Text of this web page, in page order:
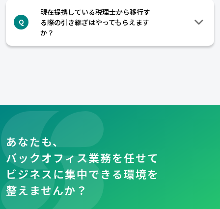
Q
現在提携している税理士から移行す
る際の引き継ぎはやってもらえます
か？
あなたも、
バックオフィス業務を任せて
ビジネスに集中できる環境を
整えませんか？